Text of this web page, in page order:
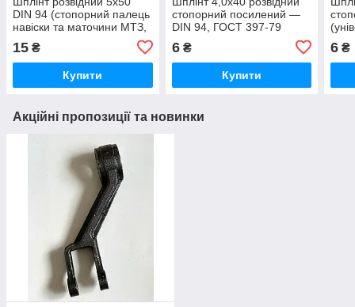
DIN 94 (стопорний палець
навіски та маточини МТЗ,
397-79
15 ₴
Купити
стопорний посилений —
DIN 94, ГОСТ 397-79
6₴
Купити
6 ₴
Акційні пропозиції та новинки